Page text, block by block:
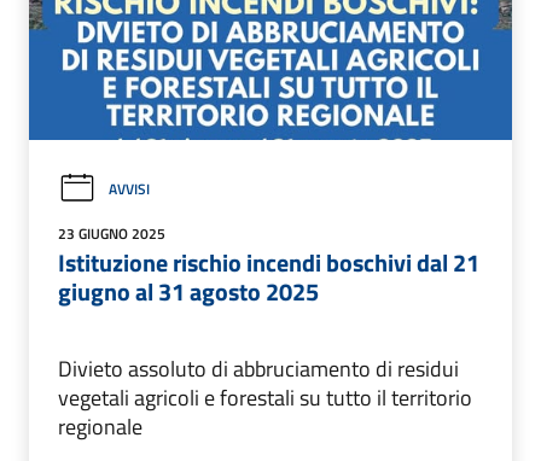
AVVISI
23 GIUGNO 2025
Istituzione rischio incendi boschivi dal 21
giugno al 31 agosto 2025
Divieto assoluto di abbruciamento di residui
vegetali agricoli e forestali su tutto il territorio
regionale